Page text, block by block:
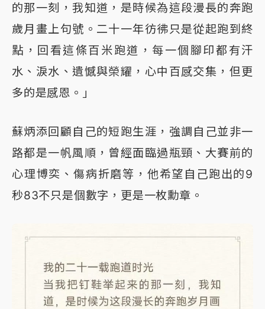
的那一刻，我知道，是時候為這段漫長的奔跑
歲月畫上句號。二十一年彷彿只是從起跑到終
點，回看這條百米跑道，每一個腳印都有汗
水、淚水、遺憾與榮耀，心中百感交集，但更
多的是感恩。」
蘇炳添回顧自己的短跑生涯，強調自己並非一
路都是一帆風順，曾經面臨過瓶頸、大賽前的
心理博奕、傷病折磨等，他希望自己跑出的9
秒83不只是個數字，更是一枚勳章。